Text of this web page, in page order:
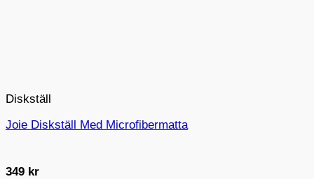
Diskställ
Joie Diskställ Med Microfibermatta
349 kr